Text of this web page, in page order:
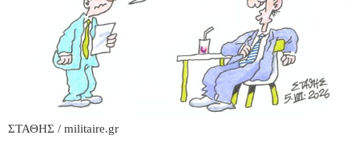
ΣΤΑΘΗΣ / militaire.gr